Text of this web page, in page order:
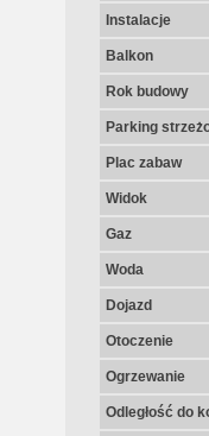
Instalacje
Balkon
Rok budowy
Parking
Plac zabaw
Widok
Gaz
Woda
Dojazd
Otoczenie
Ogrzewanie
Odległość do